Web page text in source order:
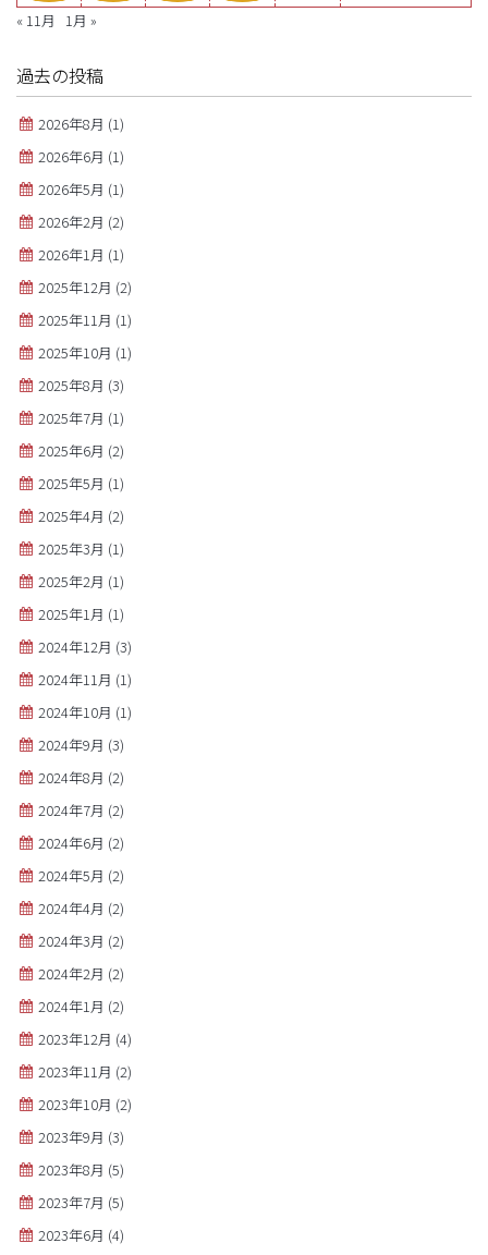
« 11月 1月 »
過去の投稿
2026年8月 (1)
2026年6月 (1)
2026年5月 (1)
2026年2月 (2)
2026年1月 (1)
2025年12月 (2)
2025年11月 (1)
2025年10月 (1)
2025年8月 (3)
2025年7月 (1)
2025年6月 (2)
2025年5月 (1)
2025年4月 (2)
2025年3月 (1)
2025年2月 (1)
2025年1月 (1)
2024年12月 (3)
2024年11月 (1)
2024年10月 (1)
2024年9月 (3)
2024年8月 (2)
2024年7月 (2)
2024年6月 (2)
2024年5月 (2)
2024年4月 (2)
2024年3月 (2)
2024年2月 (2)
2024年1月 (2)
2023年12月 (4)
2023年11月 (2)
2023年10月 (2)
2023年9月 (3)
2023年8月 (5)
2023年7月 (5)
2023年6月 (4)